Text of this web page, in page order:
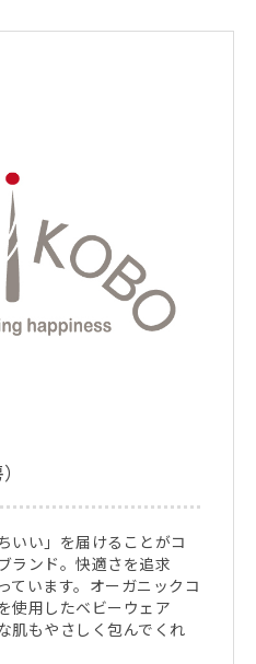
いい」を届けることがコ
ランド。快適さを追求
ています。オーガニックコ
使用したベビーウェア
肌もやさしく包んでくれ